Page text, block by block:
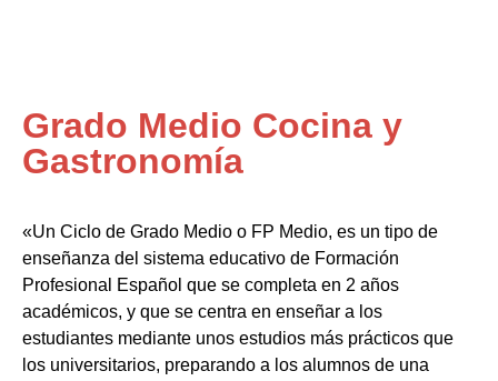
Grado Medio Cocina y
Gastronomía
«Un Ciclo de Grado Medio o FP Medio, es un tipo de
enseñanza del sistema educativo de Formación
Profesional Español que se completa en 2 años
académicos, y que se centra en enseñar a los
estudiantes mediante unos estudios más prácticos que
los universitarios, preparando a los alumnos de una